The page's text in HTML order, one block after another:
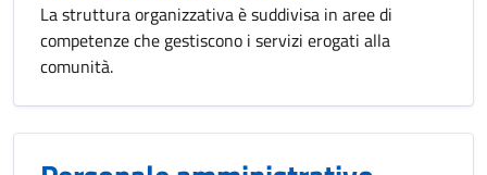
La struttura organizzativa è suddivisa in aree di
competenze che gestiscono i servizi erogati alla
comunità.